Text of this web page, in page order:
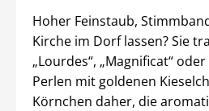
Hoher Feinstaub,
Kirche im Dorf lassen? Sie
„Lourdes“, „Magnificat“
Perlen mit goldenen
Körnchen daher, die